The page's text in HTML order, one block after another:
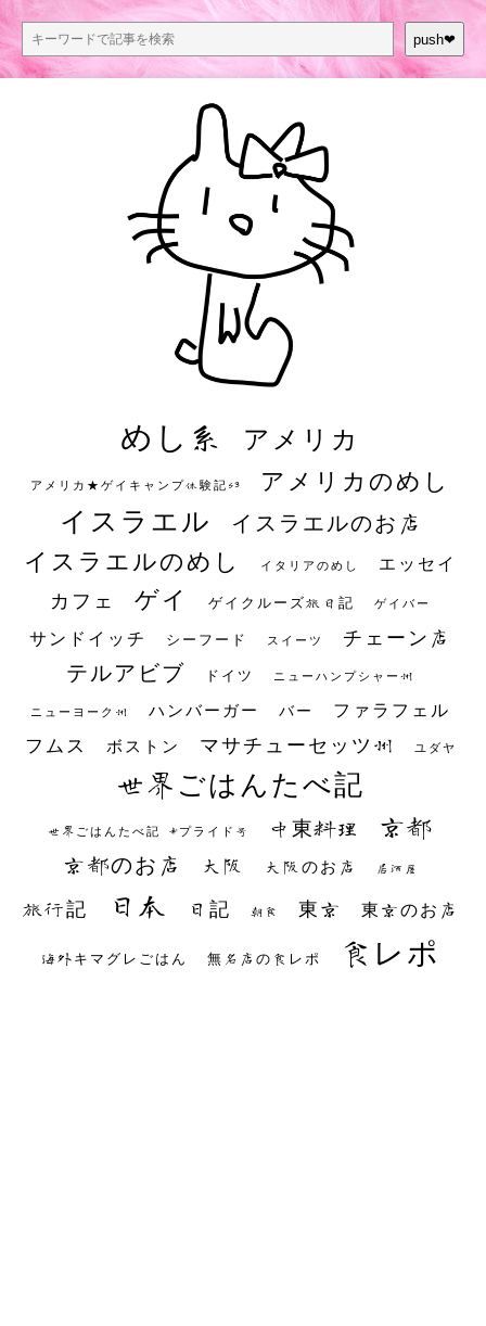
push❤︎
めし系 アメリカ
アメリカ★ゲイキャンプ体験記S3 アメリカのめし
イスラエル イスラエルのお店
イスラエルのめし イタリアのめし エッセイ
カフェ ゲイ ゲイクルーズ旅日記 ゲイバー
サンドイッチ シーフード スイーツ チェーン店
テルアビブ ドイツ ニューハンプシャー州
ニューヨーク州 ハンバーガー バー ファラフェル
フムス ボストン マサチューセッツ州 ユダヤ
世界ごはんたべ記
世界ごはんたべ記 #プライド号 中東料理 京都
京都のお店 大阪 大阪のお店 居酒屋
旅行記 日本 日記 朝食 東京 東京のお店
海外キマグレごはん 無名店の食レポ 食レポ